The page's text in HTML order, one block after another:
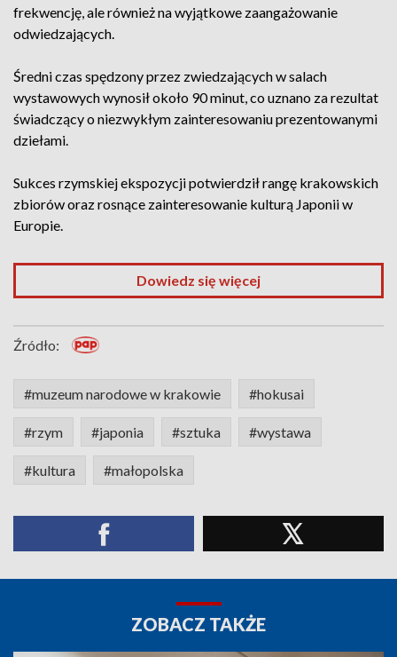
frekwencję, ale również na wyjątkowe zaangażowanie
odwiedzających.
Średni czas spędzony przez zwiedzających w salach
wystawowych wynosił około 90 minut, co uznano za rezultat
świadczący o niezwykłym zainteresowaniu prezentowanymi
dziełami.
Sukces rzymskiej ekspozycji potwierdził rangę krakowskich
zbiorów oraz rosnące zainteresowanie kulturą Japonii w
Europie.
Dowiedz się więcej
Źródło:
#muzeum narodowe w krakowie #hokusai
#rzym #japonia #sztuka #wystawa
#kultura #małopolska
ZOBACZ TAKŻE